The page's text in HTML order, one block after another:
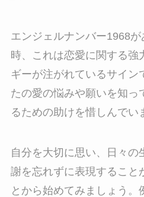
エンジェルナンバー1968
時、これは恋愛に関する強
ギーが注がれているサイン
たの愛の悩みや願いを知っ
るための助けを惜しんでい
自分を大切に思い、日々の
謝を忘れずに表現すること
とから始めてみましょう。